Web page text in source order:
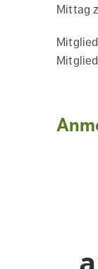
Mittag